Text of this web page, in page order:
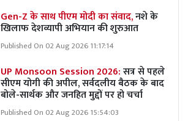
Gen-Z के साथ पीएम मोदी का संवाद,नशे के
खिलाफ देशव्यापी अभियान की शुरुआत
Published On 02 Aug 2026 11:17:14
UP Monsoon Session 2026:सत्र से पहले
सीएम योगी की अपील, सर्वदलीय बैठक के बाद
बोले-सार्थक और जनहित मुद्दों पर हो चर्चा
Published On 02 Aug 2026 15:54:03